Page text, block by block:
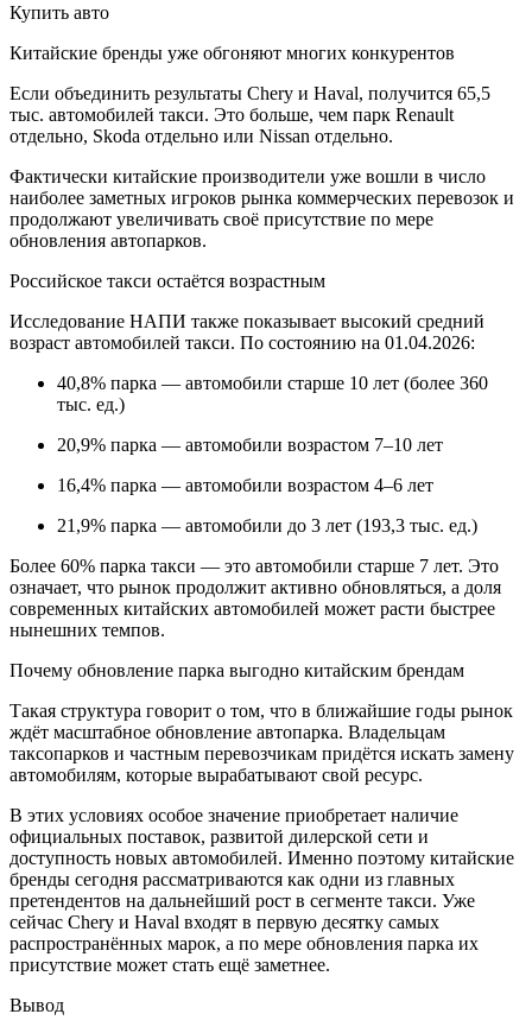
Купить авто
Китайские бренды уже обгоняют многих конкурентов
Если объединить результаты Chery и Haval, получится 65,5
тыс. автомобилей такси. Это больше, чем парк Renault
отдельно, Skoda отдельно или Nissan отдельно.
Фактически китайские производители уже вошли в число
наиболее заметных игроков рынка коммерческих перевозок и
продолжают увеличивать своё присутствие по мере
обновления автопарков.
Российское такси остаётся возрастным
Исследование НАПИ также показывает высокий средний
возраст автомобилей такси. По состоянию на 01.04.2026:
40,8% парка — автомобили старше 10 лет (более 360
тыс. ед.)
20,9% парка — автомобили возрастом 7–10 лет
16,4% парка — автомобили возрастом 4–6 лет
21,9% парка — автомобили до 3 лет (193,3 тыс. ед.)
Более 60% парка такси — это автомобили старше 7 лет. Это
означает, что рынок продолжит активно обновляться, а доля
современных китайских автомобилей может расти быстрее
нынешних темпов.
Почему обновление парка выгодно китайским брендам
Такая структура говорит о том, что в ближайшие годы рынок
ждёт масштабное обновление автопарка. Владельцам
таксопарков и частным перевозчикам придётся искать замену
автомобилям, которые вырабатывают свой ресурс.
В этих условиях особое значение приобретает наличие
официальных поставок, развитой дилерской сети и
доступность новых автомобилей. Именно поэтому китайские
бренды сегодня рассматриваются как одни из главных
претендентов на дальнейший рост в сегменте такси. Уже
сейчас Chery и Haval входят в первую десятку самых
распространённых марок, а по мере обновления парка их
присутствие может стать ещё заметнее.
Вывод